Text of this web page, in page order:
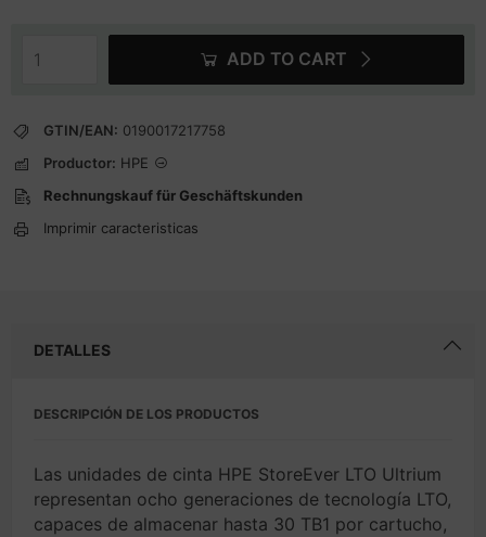
ADD TO CART
GTIN/EAN: 0190017217758
Productor: HPE
Rechnungskauf für Geschäftskunden
Imprimir caracteristicas
DETALLES
DESCRIPCIÓN DE LOS PRODUCTOS
Las unidades de cinta HPE StoreEver LTO Ultrium
representan ocho generaciones de tecnología LTO,
capaces de almacenar hasta 30 TB1 por cartucho,